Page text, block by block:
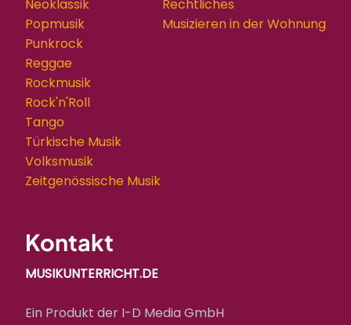
Neoklassik
Popmusik
Punkrock
Reggae
Rockmusik
Rock'n'Roll
Tango
Türkische Musik
Volksmusik
Zeitgenössische Musik
Rechtliches
Musizieren in der Wohnung
Kontakt
MUSIKUNTERRICHT.DE
Ein Produkt der I-D Media GmbH